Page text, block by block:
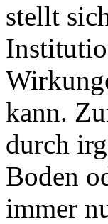
stellt
kann.
durch
Boden
immer